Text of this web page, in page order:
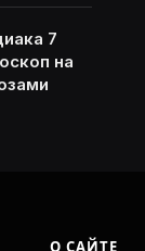
7
на
О САЙТЕ